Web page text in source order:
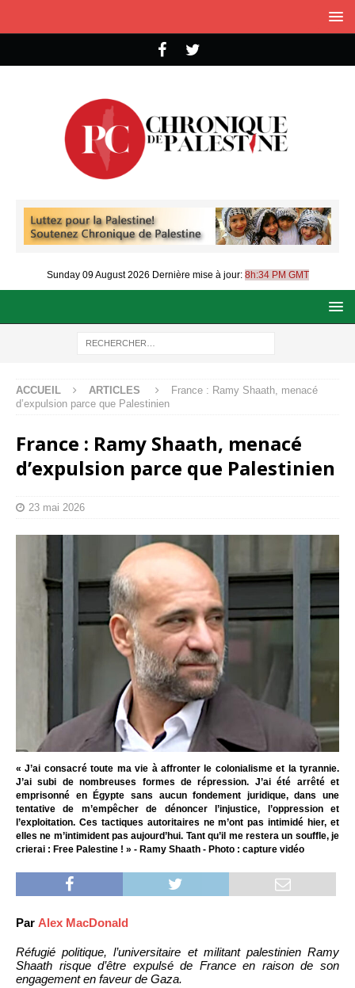
Sunday 09 August 2026 Dernière mise à jour: 8h:34 PM GMT
ACCUEIL ARTICLES
France : Ramy Shaath, menacé
d’expulsion parce que Palestinien
France : Ramy Shaath, menacé
d’expulsion parce que Palestinien
23 mai 2026
« J’ai consacré toute ma vie à affronter le colonialisme et la tyrannie.
J’ai subi de nombreuses formes de répression. J’ai été arrêté et
emprisonné en Égypte sans aucun fondement juridique, dans une
tentative de m’empêcher de dénoncer l’injustice, l’oppression et
l’exploitation. Ces tactiques autoritaires ne m’ont pas intimidé hier, et
elles ne m’intimident pas aujourd’hui. Tant qu’il me restera un souffle, je
crierai : Free Palestine ! » - Ramy Shaath - Photo : capture vidéo
Par Alex MacDonald
Réfugié politique, l’universitaire et militant palestinien Ramy
Shaath risque d’être expulsé de France en raison de son
engagement en faveur de Gaza.